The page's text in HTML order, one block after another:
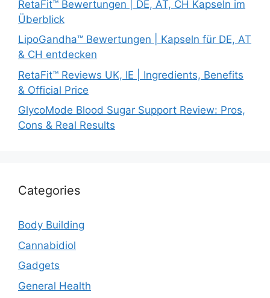
RetaFit™ Bewertungen | DE, AT, CH Kapseln im
Überblick
LipoGandha™ Bewertungen | Kapseln für DE, AT
& CH entdecken
RetaFit™ Reviews UK, IE | Ingredients, Benefits
& Official Price
GlycoMode Blood Sugar Support Review: Pros,
Cons & Real Results
Categories
Body Building
Cannabidiol
Gadgets
General Health